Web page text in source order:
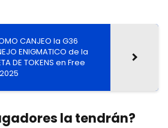
CANJEO la G36
ENIGMATICO de la
DE TOKENS en Free
la tendrán?